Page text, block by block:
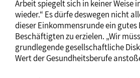
Arbeit spiegelt sich in keiner Weise
wieder.“ Es dürfe deswegen nicht
dieser Einkommensrunde ein gutes
Beschäftigten zu erzielen. „Wir
grundlegende gesellschaftliche
Wert der Gesundheitsberufe